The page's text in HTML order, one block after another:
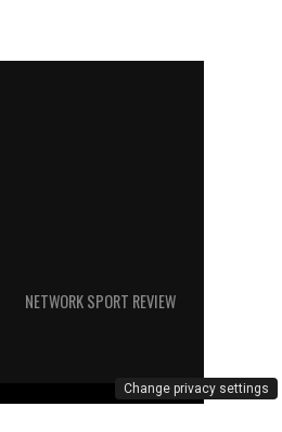
NETWORK SPORT REVIEW
Change privacy settings